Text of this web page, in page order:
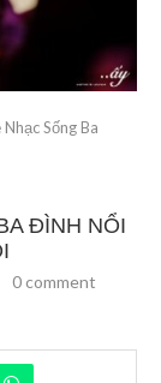
Sống Ba
ĐÌNH NỔI
0 comment